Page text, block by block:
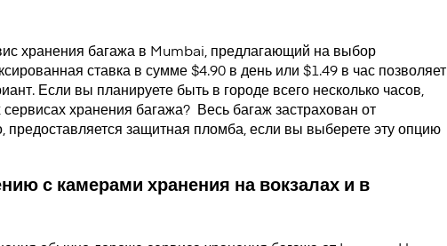
хранения багажа в Mumbai, предлагающий на выбор
ставка в сумме $4.90 в день или $1.49 в час позволяет
Если вы планируете быть в городе всего несколько часов,
сервисах хранения багажа? Весь багаж застрахован от
предоставляется защитная пломба, если вы выберете эту опцию
с камерами хранения на вокзалах и в